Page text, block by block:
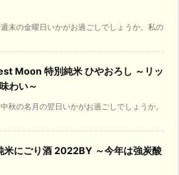
末の金曜日いかがお過ごしでしょうか。私の
Moon 特別純米 ひやおろし ～リッ
わい～
秋の名月の翌日いかがお過ごしでしょうか。
米にごり酒 2022BY ～今年は強炭酸